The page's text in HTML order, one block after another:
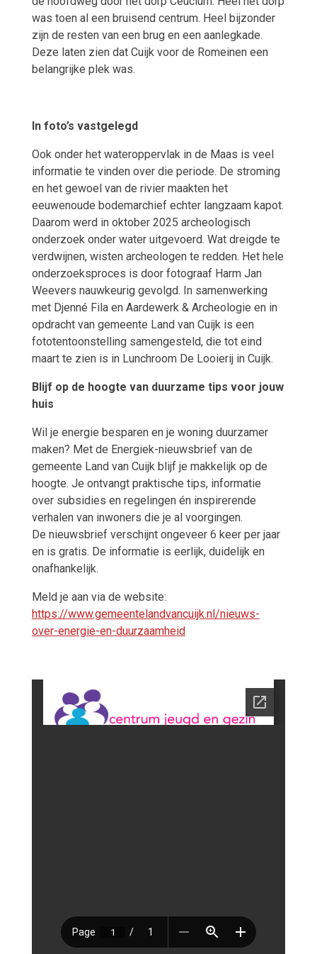
was toen al een bruisend centrum. Heel bijzonder
zijn de resten van een brug en een aanlegkade.
Deze laten zien dat Cuijk voor de Romeinen een
belangrijke plek was.
In foto’s vastgelegd
Ook onder het wateroppervlak in de Maas is veel
informatie te vinden over die periode. De stroming
en het gewoel van de rivier maakten het
eeuwenoude bodemarchief echter langzaam kapot.
Daarom werd in oktober 2025 archeologisch
onderzoek onder water uitgevoerd. Wat dreigde te
verdwijnen, wisten archeologen te redden. Het hele
onderzoeksproces is door fotograaf Harm Jan
Weevers nauwkeurig gevolgd. In samenwerking
met Djenné Fila en Aardewerk & Archeologie en in
opdracht van gemeente Land van Cuijk is een
fototentoonstelling samengesteld, die tot eind
maart te zien is in Lunchroom De Looierij in Cuijk.
Blijf op de hoogte van duurzame tips voor jouw
huis
Wil je energie besparen en je woning duurzamer
maken? Met de Energiek-nieuwsbrief van de
gemeente Land van Cuijk blijf je makkelijk op de
hoogte. Je ontvangt praktische tips, informatie
over subsidies en regelingen én inspirerende
verhalen van inwoners die je al voorgingen.
De nieuwsbrief verschijnt ongeveer 6 keer per jaar
en is gratis. De informatie is eerlijk, duidelijk en
onafhankelijk.
Meld je aan via de website:
https://www.gemeentelandvancuijk.nl/nieuws-
over-energie-en-duurzaamheid